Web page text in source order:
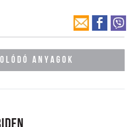
ANYAGOK